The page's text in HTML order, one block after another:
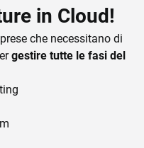
in Cloud!
che necessitano di
gestire tutte le fasi del